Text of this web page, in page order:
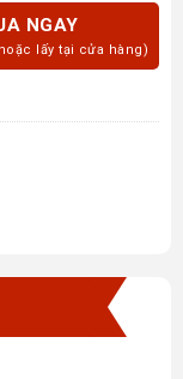
NGAY
lấy tại cửa hàng)